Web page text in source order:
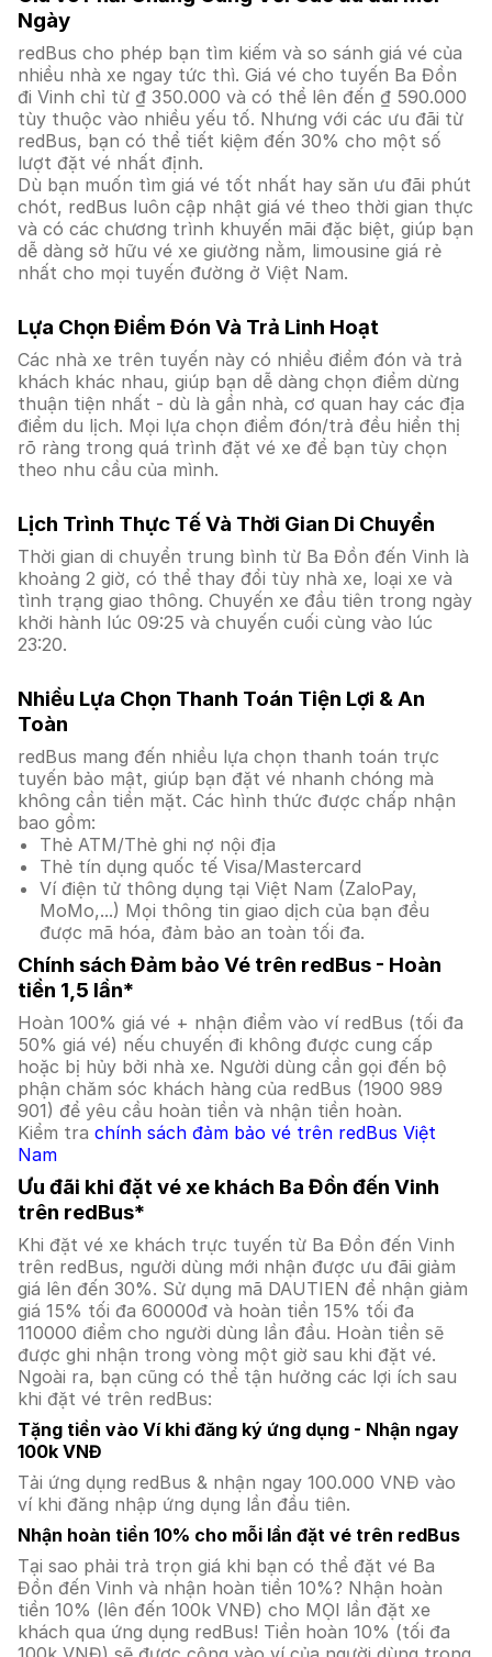
Ngày
redBus cho phép bạn tìm kiếm và so sánh giá vé của
nhiều nhà xe ngay tức thì. Giá vé cho tuyến Ba Đồn
đi Vinh chỉ từ ₫ 350.000 và có thể lên đến ₫ 590.000
tùy thuộc vào nhiều yếu tố. Nhưng với các ưu đãi từ
redBus, bạn có thể tiết kiệm đến 30% cho một số
lượt đặt vé nhất định.
Dù bạn muốn tìm giá vé tốt nhất hay săn ưu đãi phút
chót, redBus luôn cập nhật giá vé theo thời gian thực
và có các chương trình khuyến mãi đặc biệt, giúp bạn
dễ dàng sở hữu vé xe giường nằm, limousine giá rẻ
nhất cho mọi tuyến đường ở Việt Nam.
Lựa Chọn Điểm Đón Và Trả Linh Hoạt
Các nhà xe trên tuyến này có nhiều điểm đón và trả
khách khác nhau, giúp bạn dễ dàng chọn điểm dừng
thuận tiện nhất - dù là gần nhà, cơ quan hay các địa
điểm du lịch. Mọi lựa chọn điểm đón/trả đều hiển thị
rõ ràng trong quá trình đặt vé xe để bạn tùy chọn
theo nhu cầu của mình.
Lịch Trình Thực Tế Và Thời Gian Di Chuyển
Thời gian di chuyển trung bình từ Ba Đồn đến Vinh là
khoảng 2 giờ, có thể thay đổi tùy nhà xe, loại xe và
tình trạng giao thông. Chuyến xe đầu tiên trong ngày
khởi hành lúc 09:25 và chuyến cuối cùng vào lúc
23:20.
Nhiều Lựa Chọn Thanh Toán Tiện Lợi & An
Toàn
redBus mang đến nhiều lựa chọn thanh toán trực
tuyến bảo mật, giúp bạn đặt vé nhanh chóng mà
không cần tiền mặt. Các hình thức được chấp nhận
bao gồm:
Thẻ ATM/Thẻ ghi nợ nội địa
Thẻ tín dụng quốc tế Visa/Mastercard
Ví điện tử thông dụng tại Việt Nam (ZaloPay,
MoMo,...) Mọi thông tin giao dịch của bạn đều
được mã hóa, đảm bảo an toàn tối đa.
Chính sách Đảm bảo Vé trên redBus - Hoàn
tiền 1,5 lần*
Hoàn 100% giá vé + nhận điểm vào ví redBus (tối đa
50% giá vé) nếu chuyến đi không được cung cấp
hoặc bị hủy bởi nhà xe. Người dùng cần gọi đến bộ
phận chăm sóc khách hàng của redBus (1900 989
901) để yêu cầu hoàn tiền và nhận tiền hoàn.
Kiểm tra chính sách đảm bảo vé trên redBus Việt
Nam
Ưu đãi khi đặt vé xe khách Ba Đồn đến Vinh
trên redBus*
Khi đặt vé xe khách trực tuyến từ Ba Đồn đến Vinh
trên redBus, người dùng mới nhận được ưu đãi giảm
giá lên đến 30%. Sử dụng mã DAUTIEN để nhận giảm
giá 15% tối đa 60000đ và hoàn tiền 15% tối đa
110000 điểm cho người dùng lần đầu. Hoàn tiền sẽ
được ghi nhận trong vòng một giờ sau khi đặt vé.
Ngoài ra, bạn cũng có thể tận hưởng các lợi ích sau
khi đặt vé trên redBus:
Tặng tiền vào Ví khi đăng ký ứng dụng - Nhận ngay
100k VNĐ
Tải ứng dụng redBus & nhận ngay 100.000 VNĐ vào
ví khi đăng nhập ứng dụng lần đầu tiên.
Nhận hoàn tiền 10% cho mỗi lần đặt vé trên redBus
Tại sao phải trả trọn giá khi bạn có thể đặt vé Ba
Đồn đến Vinh và nhận hoàn tiền 10%? Nhận hoàn
tiền 10% (lên đến 100k VNĐ) cho MỌI lần đặt xe
khách qua ứng dụng redBus! Tiền hoàn 10% (tối đa